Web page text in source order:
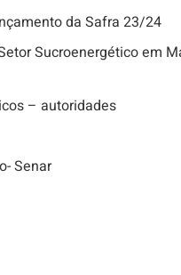
da Safra 23/24
Sucroenergético em
– autoridades
Senar